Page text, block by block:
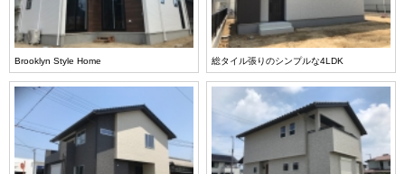
Brooklyn Style Home 総タイル張りのシンプルな4LDK